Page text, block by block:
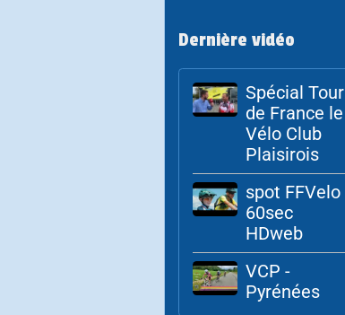
Dernière vidéo
Spécial Tour
de France le
Vélo Club
Plaisirois
spot FFVelo
60sec
HDweb
VCP -
Pyrénées